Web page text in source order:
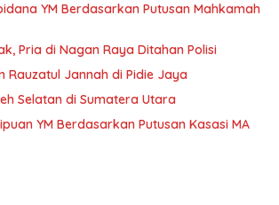
YM Berdasarkan Putusan Mahkamah
Pria di Nagan Raya Ditahan Polisi
Rauzatul Jannah di Pidie Jaya
Selatan di Sumatera Utara
YM Berdasarkan Putusan Kasasi MA